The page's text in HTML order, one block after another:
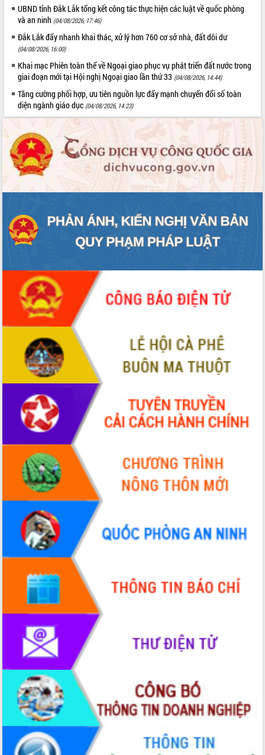
Đắk Lắk công bố Quy hoạch và xúc
tiến đầu tư tỉnh
Ngành cá ngừ Đắk Lắk chủ động thích
ứng để giữ vững thị trường xuất khẩu
Diễn đàn Kinh tế tư nhân Việt Nam đột
phá cơ chế - Hợp tác công tư
Đề án 06 tạo bước ngoặt đột phá trong
cải cách hành chính tỉnh Đắk Lắk
Kết nối tour, đẩy mạnh chuyển đổi số
Khởi động Dự án Đầu tư xây dựng hạ
tầng kỹ thuật Cụm công nghiệp Tân
Tiến
Gặp mặt các cơ quan báo chí nhân Kỷ
niệm 101 năm Ngày Báo chí Cách
Đắk Lắk sơ kết 4 năm triển khai thực
hiện Đề án 06 của Chính phủ
Họp báo thông tin về Hội nghị Công bố
Lắk
Khơi thông điểm nghẽn, đẩy nhanh
giải ngân vốn khắc phục thiên tai
HĐND tỉnh thông qua điều chỉnh Quy
hoạch tỉnh thời kỳ 2021-2030
Hội thảo góp ý hồ sơ điều chỉnh quy
hoạch tỉnh Đắk Lắk thời kỳ 2021-2030,
tầm nhìn đến năm 2050
Nâng cao hiệu quả hoạt động của các
Hội nghị triển khai kết nối mạng
truyền số liệu chuyên dùng phục vụ cơ
quan Đảng, Nhà nước
Lễ phát động chuỗi hoạt động chung
tay làm sạch môi trường
Xã Ea Kar bước chuyển mình trong
công tác cải cách hành chính mô hình
UBND tỉnh họp báo định kỳ tháng 4
năm 2026
Hội thảo khoa học “Giải pháp thúc đẩy
phát triển nền kinh tế xanh tại tỉnh
Đắk Lắk”
Tăng cường giám sát, đôn đốc thực
hiện nhiệm vụ quản lý tài sản công
hàng tuần
Tháo gỡ những vướng mắc, đẩy mạnh
công tác cải cách thủ tục hành chính
tại Trung tâm Phục vụ hành chính
công tỉnh
Đắk Lắk: Tôn vinh 46 giải pháp tại Hội
thi Sáng tạo Kỹ thuật 2024 - 2025
Đắk Lắk rà soát, điều chỉnh Đề án 190
về phát triển nuôi trồng thủy sản
Phó Chủ tịch UBND tỉnh Đắk Lắk
Trương Công Thái kiểm tra thực địa
Dự án cao tốc Khánh Hòa - Buôn Ma
Thuột
LIÊN KẾT WEB
THỐNG KÊ TRUY CẬP
Hôm nay:
8214
UBND tỉnh Đắk Lắk tổng kết công tác thực hiện các luật về quốc phòng
và an ninh (04/08/2026, 17:46)
Đắk Lắk đẩy nhanh khai thác, xử lý hơn 760 cơ sở nhà, đất dôi dư
(04/08/2026, 16:00)
Khai mạc Phiên toàn thể về Ngoại giao phục vụ phát triển đất nước trong
giai đoạn mới tại Hội nghị Ngoại giao lần thứ 33 (04/08/2026, 14:44)
Tăng cường phối hợp, ưu tiên nguồn lực đẩy mạnh chuyển đổi số toàn
diện ngành giáo dục (04/08/2026, 14:23)